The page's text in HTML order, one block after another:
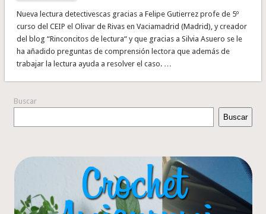
Nueva lectura detectivescas gracias a Felipe Gutierrez profe de 5º
curso del CEIP el Olivar de Rivas en Vaciamadrid (Madrid), y creador
del blog “Rinconcitos de lectura“ y que gracias a Silvia Asuero se le
ha añadido preguntas de comprensión lectora que además de
trabajar la lectura ayuda a resolver el caso. …
Buscar
Buscar